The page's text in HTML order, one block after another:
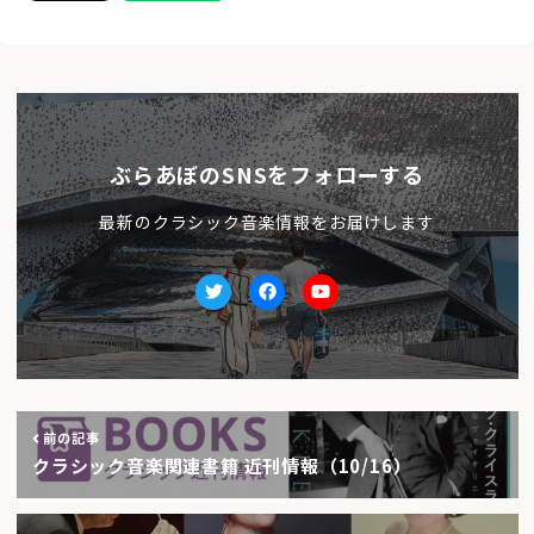
ぶらあぼのSNSをフォローする
最新のクラシック音楽情報をお届けします
TwitterfacebookYoutube
前の記事
クラシック音楽関連書籍 近刊情報（10/16）